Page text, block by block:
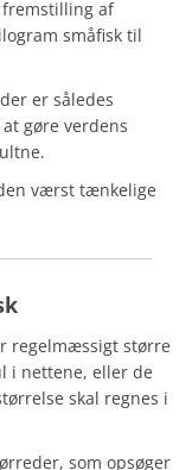
af
småfisk til
er således
gøre verdens
værst tænkelige
regelmæssigt større
i nettene, eller de
skal regnes i
som opsøger